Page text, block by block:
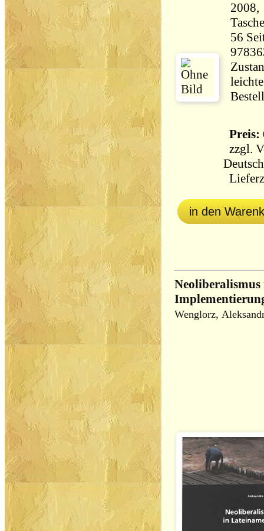
56 Seiten
Preis:
zzgl.
in den
Wenglorz,